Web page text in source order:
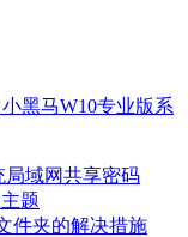
黑马W10专业版系
局域网共享密码
题
件夹的解决措施